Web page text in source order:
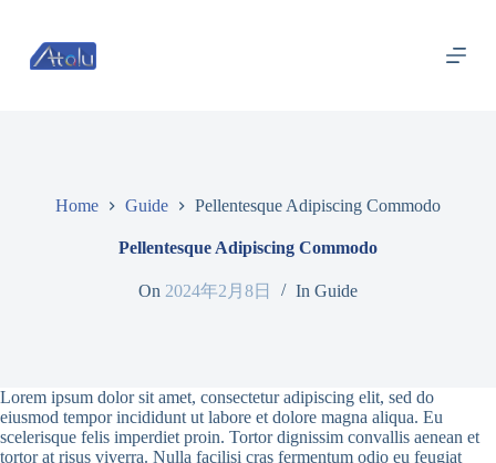
过
内
Home Guide Pellentesque Adipiscing Commodo
Pellentesque Adipiscing Commodo
On 2024年2月8日 In Guide
Lorem ipsum dolor sit amet, consectetur adipiscing elit, sed do
eiusmod tempor incididunt ut labore et dolore magna aliqua. Eu
scelerisque felis imperdiet proin. Tortor dignissim convallis aenean et
tortor at risus viverra. Nulla facilisi cras fermentum odio eu feugiat